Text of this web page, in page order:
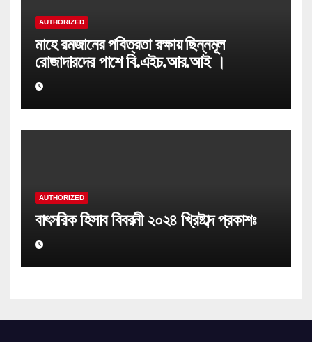
AUTHORIZED
মাহে রমজানের পবিত্রতা রক্ষায় ছিন্নমূল
রোজাদারদের পাশে বি.এইচ.আর.আই ।
AUTHORIZED
বাৎসরিক হিসাব বিবরনী ২০২৪ খ্রিষ্টাব্দ প্রকাশঃ